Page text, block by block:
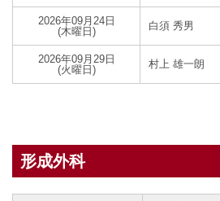
2026年09月24日
(木曜日)
白須 秀男
2026年09月29日
(火曜日)
村上 雄一朗
形成外科